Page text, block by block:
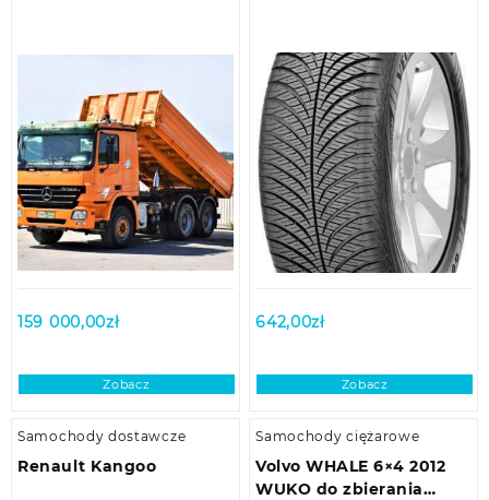
159 000,00zł
Zobacz
642,00zł
Zobacz
Samochody dostawcze
Renault Kangoo
Samochody ciężarowe
Volvo WHALE 6×4 2012
WUKO do zbierania